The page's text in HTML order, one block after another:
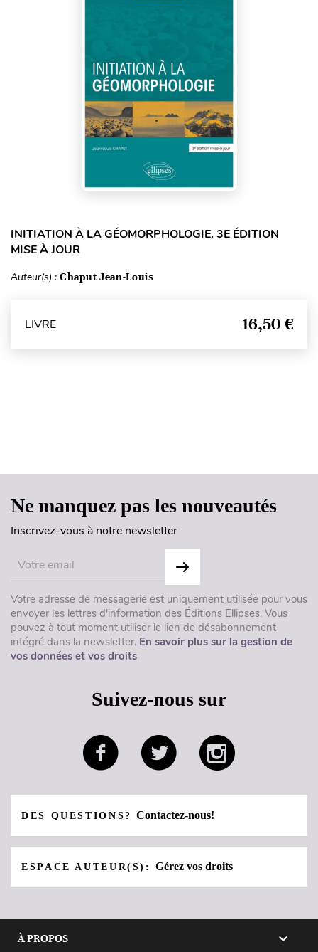
INITIATION À LA GÉOMORPHOLOGIE. 3E ÉDITION
MISE À JOUR
Auteur(s) : Chaput Jean-Louis
LIVRE 16,50 €
Ne manquez pas les nouveautés
Inscrivez-vous à notre newsletter
Votre adresse de messagerie est uniquement utilisée pour vous
envoyer les lettres d'information des Éditions Ellipses. Vous
pouvez à tout moment utiliser le lien de désabonnement
intégré dans la newsletter. En savoir plus sur la gestion de
vos données et vos droits
Suivez-nous sur
DES QUESTIONS?Contactez-nous!
ESPACE AUTEUR(S):Gérez vos droits
À PROPOS 